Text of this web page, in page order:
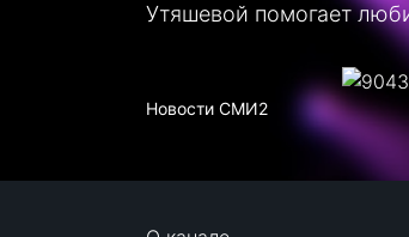
Утяшевой помогает
Новости СМИ2